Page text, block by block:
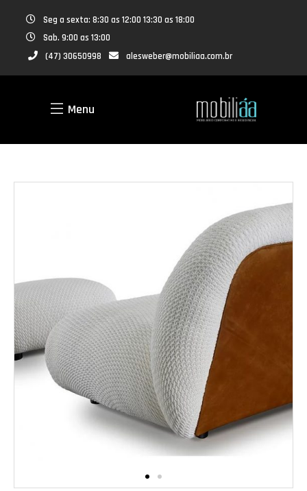
Seg a sexta: 8:30 as 12:00 13:30 as 18:00
Sab. 9:00 as 13:00
(47) 30650998
alesweber@mobiliaa.com.br
Menu